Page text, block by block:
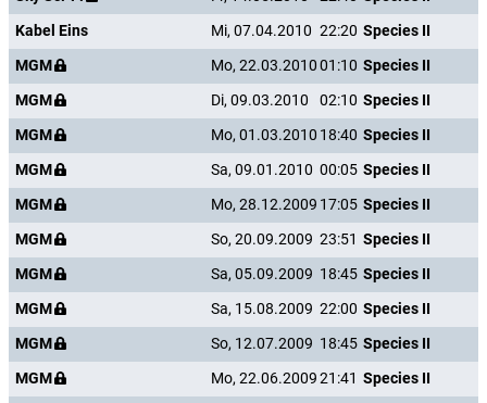
Kabel Eins
Mi, 07.04.2010 22:20 Species II
MGM
Mo, 22.03.201001:10 Species II
MGM
Di, 09.03.2010 02:10 Species II
MGM
Mo, 01.03.2010 18:40 Species II
MGM
Sa, 09.01.2010 00:05 Species II
MGM
Mo, 28.12.2009 17:05 Species II
MGM
So, 20.09.2009 23:51 Species II
MGM
Sa, 05.09.2009 18:45 Species II
MGM
Sa, 15.08.2009 22:00 Species II
MGM
So, 12.07.2009 18:45 Species II
MGM
Mo, 22.06.200921:41 Species II